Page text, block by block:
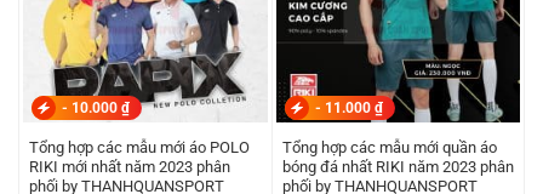
- 10.000 ₫
Tổng hợp các mẫu mới áo POLO
RIKI mới nhất năm 2023 phân
phối by THANHQUANSPORT
- 11.000 ₫
Tổng hợp các mẫu mới quần áo
bóng đá nhất RIKI năm 2023 phân
phối by THANHQUANSPORT